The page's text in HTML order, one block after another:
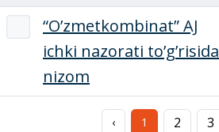
“O’zmetkombinat” AJ
ichki nazorati to’g’risida
nizom
‹ 1 2 3